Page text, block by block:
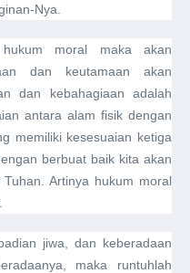
Nya.
moral maka akan
dan keutamaan akan
dan kebahagiaan adalah
antara alam fisik dengan
memiliki kesesuaian ketiga
berbuat baik kita akan
Artinya hukum moral
jiwa, dan keberadaan
maka runtuhlah